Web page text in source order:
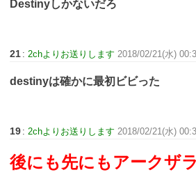
Destinyしかないだろ
21 : 2chよりお送りします 2018/02/21(水)
destinyは確かに最初ビビった
19 : 2chよりお送りします 2018/02/21(水)
後にも先にもアークザ